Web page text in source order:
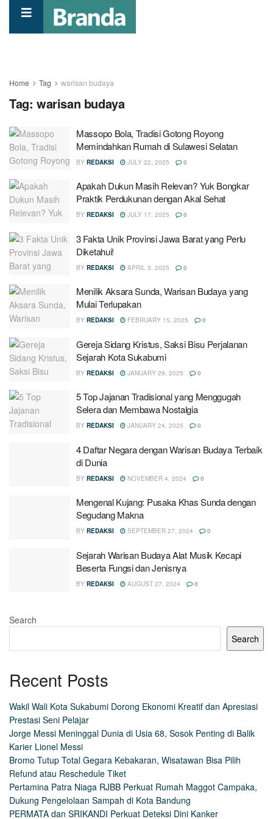
Home Tag warisan budaya
Tag: warisan budaya
Massopo Bola, Tradisi Gotong Royong
Memindahkan Rumah di Sulawesi Selatan
BY REDAKSI JULY 22, 2025 0
Apakah Dukun Masih Relevan? Yuk Bongkar
Praktik Perdukunan dengan Akal Sehat
BY REDAKSI JULY 17, 2025 0
3 Fakta Unik Provinsi Jawa Barat yang Perlu
Diketahui!
BY REDAKSI APRIL 3, 2025 0
Menilik Aksara Sunda, Warisan Budaya yang
Mulai Terlupakan
BY REDAKSI FEBRUARY 15, 2025 0
Gereja Sidang Kristus, Saksi Bisu Perjalanan
Sejarah Kota Sukabumi
BY REDAKSI JANUARY 29, 2025 0
5 Top Jajanan Tradisional yang Menggugah
Selera dan Membawa Nostalgia
BY REDAKSI JANUARY 24, 2025 0
4 Daftar Negara dengan Warisan Budaya Terbaik
di Dunia
BY REDAKSI NOVEMBER 4, 2024 0
Mengenal Kujang: Pusaka Khas Sunda dengan
Segudang Makna
BY REDAKSI SEPTEMBER 27, 2024 0
Sejarah Warisan Budaya Alat Musik Kecapi
Beserta Fungsi dan Jenisnya
BY REDAKSI AUGUST 27, 2024 0
Search
Search
Recent Posts
Wakil Wali Kota Sukabumi Dorong Ekonomi Kreatif dan Apresiasi
Prestasi Seni Pelajar
Jorge Messi Meninggal Dunia di Usia 68, Sosok Penting di Balik
Karier Lionel Messi
Bromo Tutup Total Gegara Kebakaran, Wisatawan Bisa Pilih
Refund atau Reschedule Tiket
Pertamina Patra Niaga RJBB Perkuat Rumah Maggot Campaka,
Dukung Pengelolaan Sampah di Kota Bandung
PERMATA dan SRIKANDI Perkuat Deteksi Dini Kanker